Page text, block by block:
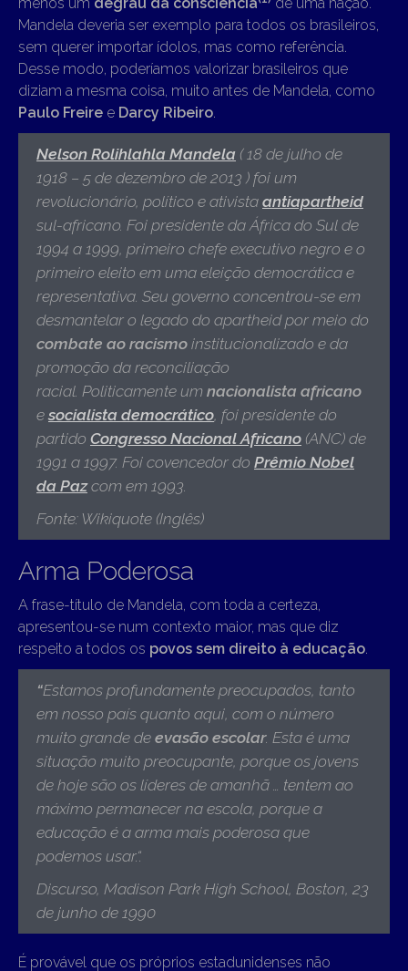
Mandela deveria ser exemplo para todos os brasileiros,
sem querer importar ídolos, mas como referência.
Desse modo, poderíamos valorizar brasileiros que
diziam a mesma coisa, muito antes de Mandela, como
Paulo Freire e Darcy Ribeiro
Nelson Rolihlahla Mandela ( 18 de julho de
1918 – 5 de dezembro de 2013 ) foi um
revolucionário, político e ativista antiapartheid
sul-africano. Foi presidente da África do Sul de
1994 a 1999, primeiro chefe executivo negro e o
primeiro eleito em uma eleição democrática e
representativa. Seu governo concentrou-se em
desmantelar o legado do apartheid por meio do
combate ao racismo institucionalizado e da
promoção da reconciliação
racial. Politicamente um nacionalista africano
esocialista democrático, foi presidente do
partido Congresso Nacional Africano (ANC) de
1991 a 1997. Foi covencedor do Prêmio Nobel
da Pazcom em 1993
Fonte: Wikiquote (Inglês)
Arma Poderosa
A frase-título de Mandela, com toda a certeza,
apresentou-se num contexto maior, mas que diz
respeito a todos os povos sem direito à educação
“Estamos profundamente preocupados, tanto
em nosso país quanto aqui, com o número
muito grande de evasão escolar. Esta é uma
situação muito preocupante, porque os jovens
de hoje são os líderes de amanhã … tentem ao
máximo permanecer na escola, porque a
educação é a arma mais poderosa que
podemos usar.“.
Discurso, Madison Park High School, Boston, 23
de junho de 1990
É provável que os próprios estadunidenses não